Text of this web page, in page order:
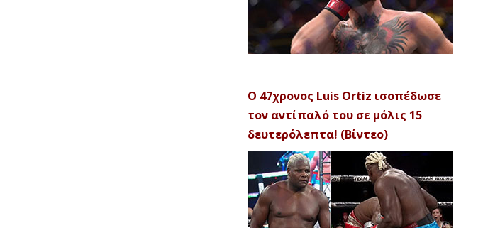
Ο 47χρονος Luis Ortiz ισοπέδωσε
τον αντίπαλό του σε μόλις 15
δευτερόλεπτα! (Βίντεο)